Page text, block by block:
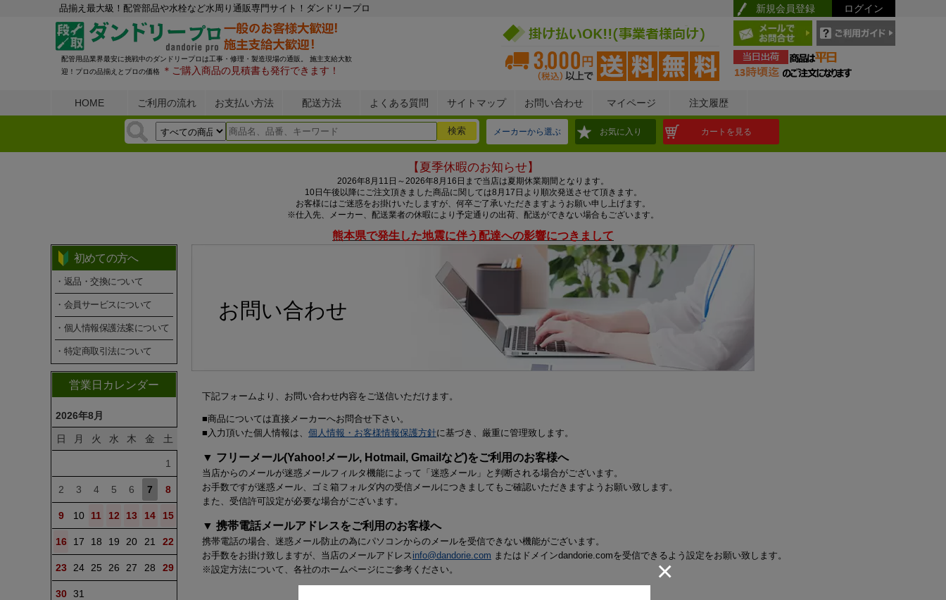
品揃え最大級！配管部品や水栓など水周り通販専門サイト！ダンドリープロ 新規会員登録 ログイン
配管用品業界最安に挑戦中のダンドリープロは工事・修理・製造現場の通販。 施主支給大歓
迎！プロの品揃えとプロの価格
＊ご購入商品の見積書も発行できます！
HOME ご利用の流れ お支払い方法 配送方法 よくある質問 サイトマップ お問い合わせ マイページ 注文履歴
メーカーから選ぶ お気に入り カートを見る
【夏季休暇のお知らせ】
2026年8月11日～2026年8月16日まで当店は夏期休業期間となります。
10日午後以降にご注文頂きました商品に関しては8月17日より順次発送させて頂きます。
お客様にはご迷惑をお掛けいたしますが、何卒ご了承いただきますようお願い申し上げます。
※仕入先、メーカー、配送業者の休暇により予定通りの出荷、配送ができない場合もございます。
熊本県で発生した地震に伴う配達への影響につきまして
初めての方へ
・返品・交換について
・会員サービスについて
・個人情報保護法案について
・特定商取引法について
営業日カレンダー
2026年8月
日 月 火 水 木 金 土
1
2 3 4 5 6 7 8
9 10 11 12 13 14 15
16 17 18 19 20 21 22
23 24 25 26 27 28 29
30 31
お問い合わせ
下記フォームより、お問い合わせ内容をご送信いただけます。
■商品については直接メーカーへお問合せ下さい。
■入力頂いた個人情報は、 個人情報・お客様情報保護方針に基づき、厳重に管理致します。
▼ フリーメール(Yahoo!メール, Hotmail, Gmailなど)をご利用のお客様へ
当店からのメールが迷惑メールフィルタ機能によって「迷惑メール」と判断される場合がございます。
お手数ですが迷惑メール、ゴミ箱フォルダ内の受信メールにつきましてもご確認いただきますようお願い致します。
また、受信許可設定が必要な場合がございます。
▼ 携帯電話メールアドレスをご利用のお客様へ
携帯電話の場合、迷惑メール防止の為にパソコンからのメールを受信できない機能がございます。
お手数をお掛け致しますが、当店のメールアドレス info@dandorie.com またはドメインdandorie.comを受信できるよう設定をお願い致します。
※設定方法について、各社のホームページにご参考ください。
×